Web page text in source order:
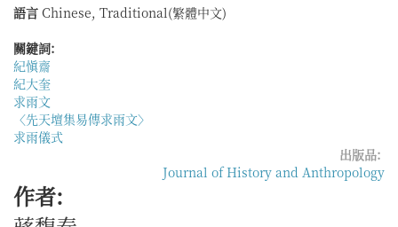
語言 Chinese, Traditional(繁體中文)
關鍵詞:
紀愼齋
紀大奎
求雨文
〈先天壇集易傳求雨文〉
求雨儀式
出版品:
Journal of History and Anthropology
作者: